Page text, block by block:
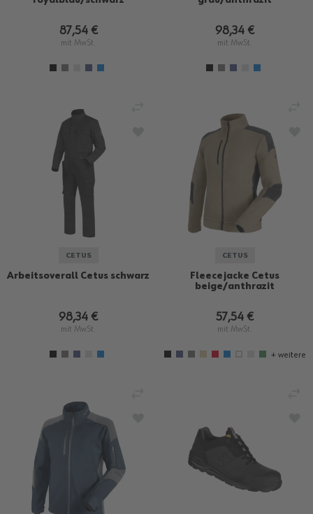
87,54 €
mit MwSt.
98,34 €
mit MwSt.
CETUS
Arbeitsoverall Cetus schwarz
98,34 €
mit MwSt.
ZUR WUNSCHLISTE HINZUFÜGEN
CETUS
Fleecejacke Cetus
beige/anthrazit
57,54 €
mit MwSt.
+ weitere